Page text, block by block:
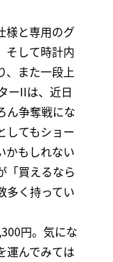
様と専用のグ
そして時計内
、また一段上
ーIIは、近日
ん争奪戦にな
してもショー
かもしれない
「買えるなら
多く持ってい
円。気にな
運んでみては